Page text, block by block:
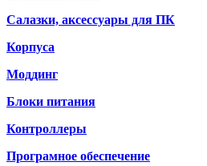
Салазки, аксессуары для ПК
Корпуса
Моддинг
Блоки питания
Контроллеры
Програмное обеспечение